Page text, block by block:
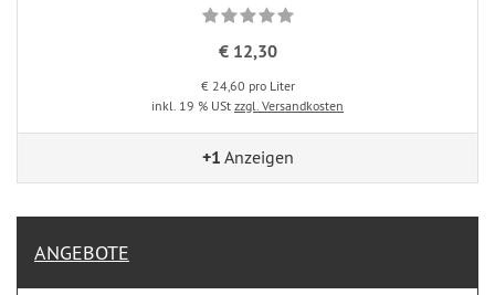
€ 12,30
€ 24,60 pro Liter
inkl. 19 % USt zzgl. Versandkosten
+1 Anzeigen
ANGEBOTE